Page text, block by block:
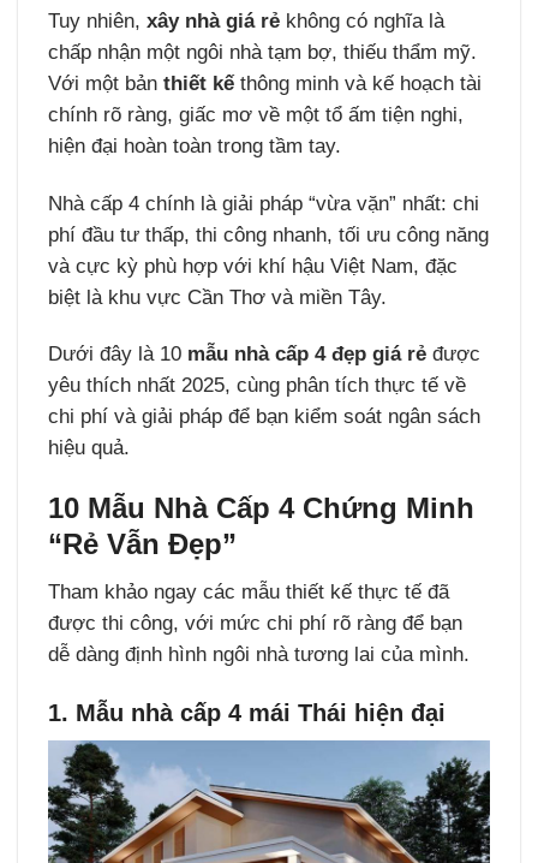
Tuy nhiên,xây nhà giá rẻ không có nghĩa là
chấp nhận một ngôi nhà tạm bợ, thiếu thẩm mỹ.
Với một bảnthiết kếthông minh và kế hoạch tài
chính rõ ràng, giấc mơ về một tổ ấm tiện nghi,
hiện đại hoàn toàn trong tầm tay.
Nhà cấp 4 chính là giải pháp “vừa vặn” nhất: chi
phí đầu tư thấp, thi công nhanh, tối ưu công năng
và cực kỳ phù hợp với khí hậu Việt Nam, đặc
biệt là khu vực Cần Thơ và miền Tây.
Dưới đây là 10 mẫu nhà cấp 4 đẹp giá rẻ được
yêu thích nhất 2025, cùng phân tích thực tế về
chi phí và giải pháp để bạn kiểm soát ngân sách
hiệu quả.
10 Mẫu Nhà Cấp 4 Chứng Minh
“Rẻ Vẫn Đẹp”
Tham khảo ngay các mẫu thiết kế thực tế đã
được thi công, với mức chi phí rõ ràng để bạn
dễ dàng định hình ngôi nhà tương lai của mình.
1. Mẫu nhà cấp 4 mái Thái hiện đại